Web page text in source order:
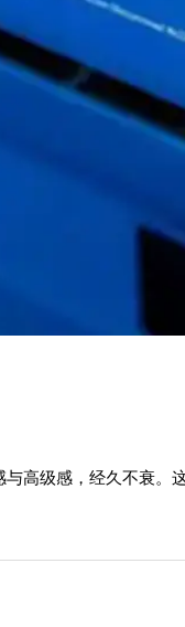
高级感，经久不衰。